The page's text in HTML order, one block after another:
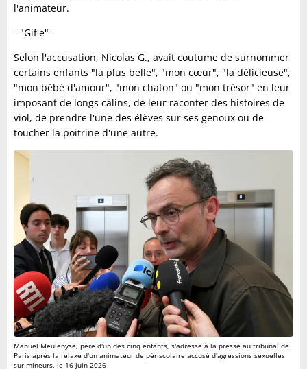
l'animateur.
- "Gifle" -
Selon l'accusation, Nicolas G., avait coutume de surnommer
certains enfants "la plus belle", "mon cœur", "la délicieuse",
"mon bébé d'amour", "mon chaton" ou "mon trésor" en leur
imposant de longs câlins, de leur raconter des histoires de
viol, de prendre l'une des élèves sur ses genoux ou de
toucher la poitrine d'une autre.
Manuel Meulenyse, père d'un des cinq enfants, s'adresse à la presse au tribunal de
Paris après la relaxe d'un animateur de périscolaire accusé d'agressions sexuelles
sur mineurs, le 16 juin 2026